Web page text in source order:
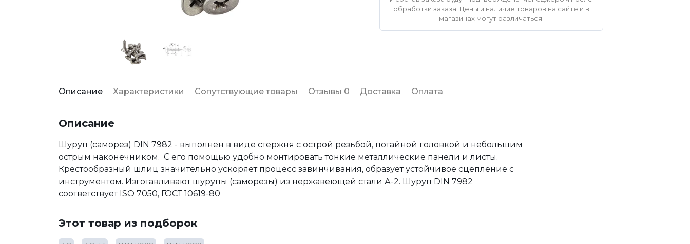
обработки заказа. Цены и наличие товаров на сайте и в
магазинах могут различаться.
Описание Характеристики Сопутствующие товары Отзывы 0 Доставка Оплата
Описание
Шуруп (саморез) DIN 7982 - выполнен в виде стержня с острой резьбой, потайной головкой и небольшим
острым наконечником. С его помощью удобно монтировать тонкие металлические панели и листы.
Крестообразный шлиц значительно ускоряет процесс завинчивания, образует устойчивое сцепление с
инструментом. Изготавливают шурупы (саморезы) из нержавеющей стали А-2. Шуруп DIN 7982
соответствует ISO 7050, ГОСТ 10619-80
Этот товар из подборок